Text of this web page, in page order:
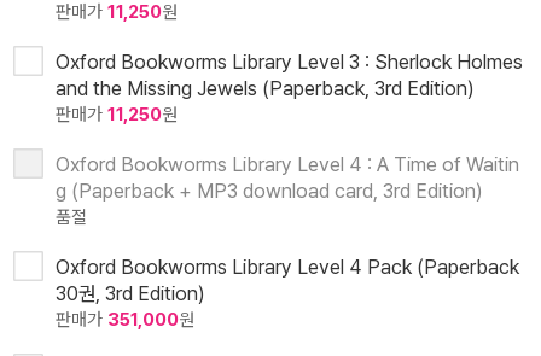
판매가 11,250원
Oxford Bookworms Library Level 3 : Sherlock Holmes
and the Missing Jewels (Paperback, 3rd Edition)
판매가 11,250원
Oxford Bookworms Library Level 4 : A Time of Waitin
g (Paperback + MP3 download card, 3rd Edition)
품절
Oxford Bookworms Library Level 4 Pack (Paperback
30권, 3rd Edition)
판매가 351,000원